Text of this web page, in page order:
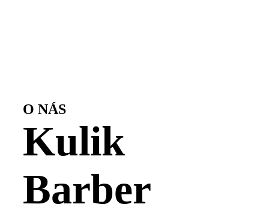
O NÁS
Kulik
Barber